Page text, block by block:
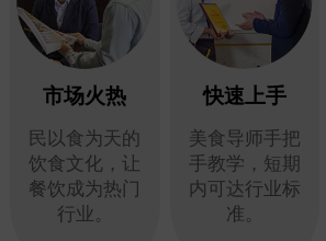
市场火热
民以食为天的
饮食文化，让
餐饮成为热门
行业。
快速上手
美食导师手把
手教学，短期
内可达行业标
准。